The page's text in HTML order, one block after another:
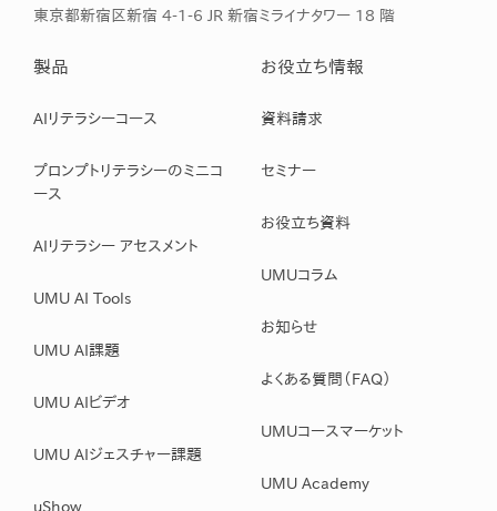
東京都新宿区新宿 4-1-6 JR 新宿ミライナタワー 18 階
製品
AIリテラシーコース
プロンプトリテラシーのミニコ
ース
AIリテラシー アセスメント
UMU AI Tools
UMU AI課題
UMU AIビデオ
UMU AIジェスチャー課題
uShow
お役立ち情報
資料請求
セミナー
お役立ち資料
UMUコラム
お知らせ
よくある質問（FAQ）
UMUコースマーケット
UMU Academy